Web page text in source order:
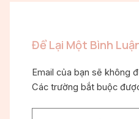
Để Lại Một Bình
Email của bạn sẽ không
Các trường bắt buộc